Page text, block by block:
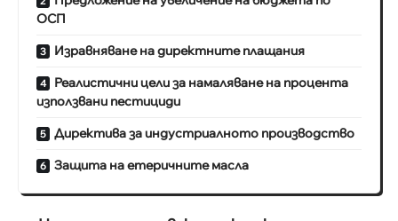
ОСП
Изравняване на директните плащания
Реалистични цели за намаляване на процента
използвани пестициди
Директива за индустриалното производство
Защита на етеричните масла